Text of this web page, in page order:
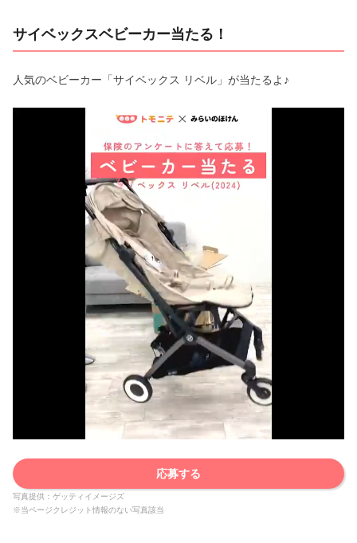
サイベックスベビーカー当たる！
人気のベビーカー「サイベックス リベル」が当たるよ♪
応募する
写真提供：ゲッティイメージズ
※当ページクレジット情報のない写真該当